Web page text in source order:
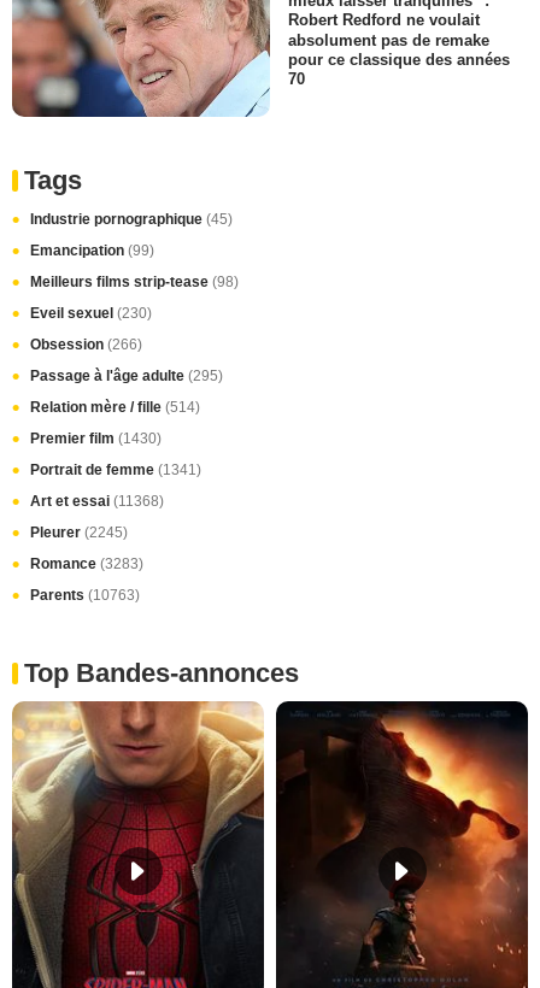
Robert Redford ne voulait
absolument pas de remake
pour ce classique des années
70
Tags
Industrie pornographique (45)
Emancipation (99)
Meilleurs films strip-tease (98)
Eveil sexuel (230)
Obsession (266)
Passage à l'âge adulte (295)
Relation mère / fille (514)
Premier film (1430)
Portrait de femme (1341)
Art et essai (11368)
Pleurer (2245)
Romance (3283)
Parents (10763)
Top Bandes-annonces